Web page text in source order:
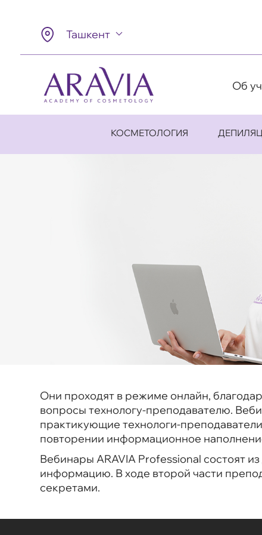
Ташкент
Об
КОСМЕТОЛОГИЯ
Они проходят в режиме онлайн,
вопросы технологу-преподавателю.
практикующие технологи-
повторении информационное
Вебинары ARAVIA Professiоnal состоят
информацию. В ходе второй части
секретами.